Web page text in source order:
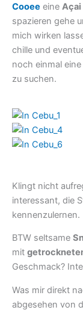
Cooee eine Açai
spazieren gehe
mich wirken
chille und
noch einmal
zu suchen.
Klingt nicht
interessant, die
kennenzulernen.
BTW seltsame
mit
Geschmack?
Was mir direkt
abgesehen von